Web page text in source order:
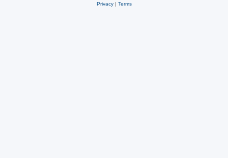
Privacy| Terms